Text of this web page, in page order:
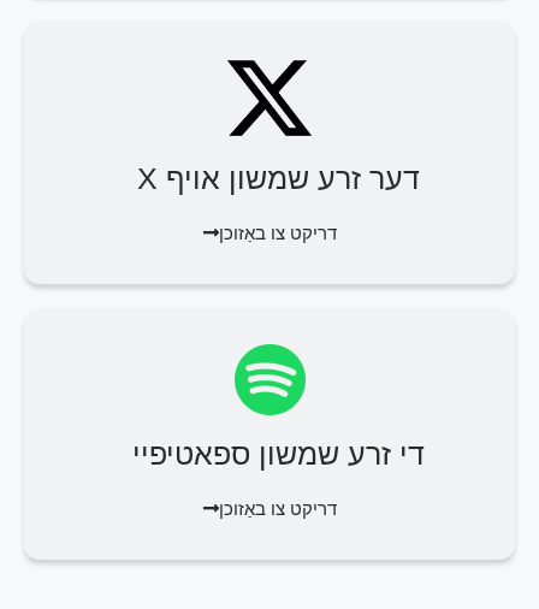
דער זרע שמשון אויף X
דריקט צו באַזוכן
די זרע שמשון ספאטיפיי
דריקט צו באַזוכן